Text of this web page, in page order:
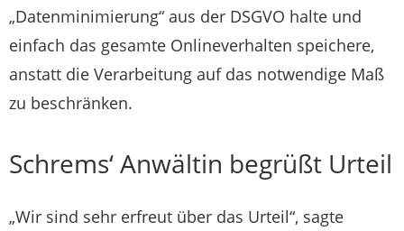
„Datenminimierung“ aus der DSGVO halte und
einfach das gesamte Onlineverhalten speichere,
anstatt die Verarbeitung auf das notwendige Maß
zu beschränken.
Schrems‘ Anwältin begrüßt Urteil
„Wir sind sehr erfreut über das Urteil“, sagte